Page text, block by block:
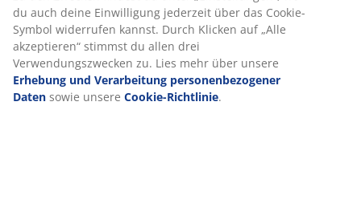
du auch deine Einwilligung jederzeit über das Cookie-
Symbol widerrufen kannst. Durch Klicken auf „Alle
akzeptieren“ stimmst du allen drei
Verwendungszwecken zu. Lies mehr über unsere
Erhebung und Verarbeitung personenbezogener
Daten sowie unsere Cookie-Richtlinie.